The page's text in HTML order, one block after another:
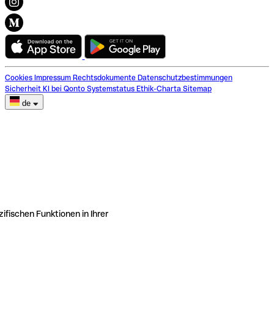
Cookies Impressum Rechtsdokumente Datenschutzbestimmungen
Sicherheit KI bei Qonto Systemstatus Ethik-Charta Sitemap
de
Funktionen in Ihrer